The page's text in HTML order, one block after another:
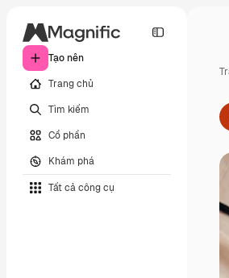
Tạo nên
Trang chủ
Tìm kiếm
Cổ phần
Khám phá
Tất cả công cụ